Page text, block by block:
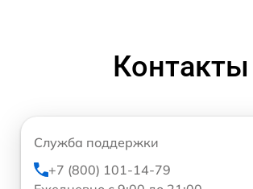
Контакты
Служба поддержки
+7 (800) 101-14-79